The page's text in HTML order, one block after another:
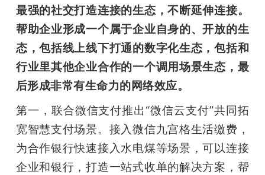
最强的社交打造连接的生态，不断延伸连接。
帮助企业形成一个属于企业自身的、开放的生
态，包括线上线下打通的数字化生态，包括和
行业里其他企业合作的一个调用场景生态，最
后形成非常有生命力的网络效应。
第一，联合微信支付推出“微信云支付”共同拓
宽智慧支付场景。接入微信九宫格生活缴费，
为合作银行快速接入水电煤等场景，可以连接
企业和银行，打造一站式收单的解决方案，帮